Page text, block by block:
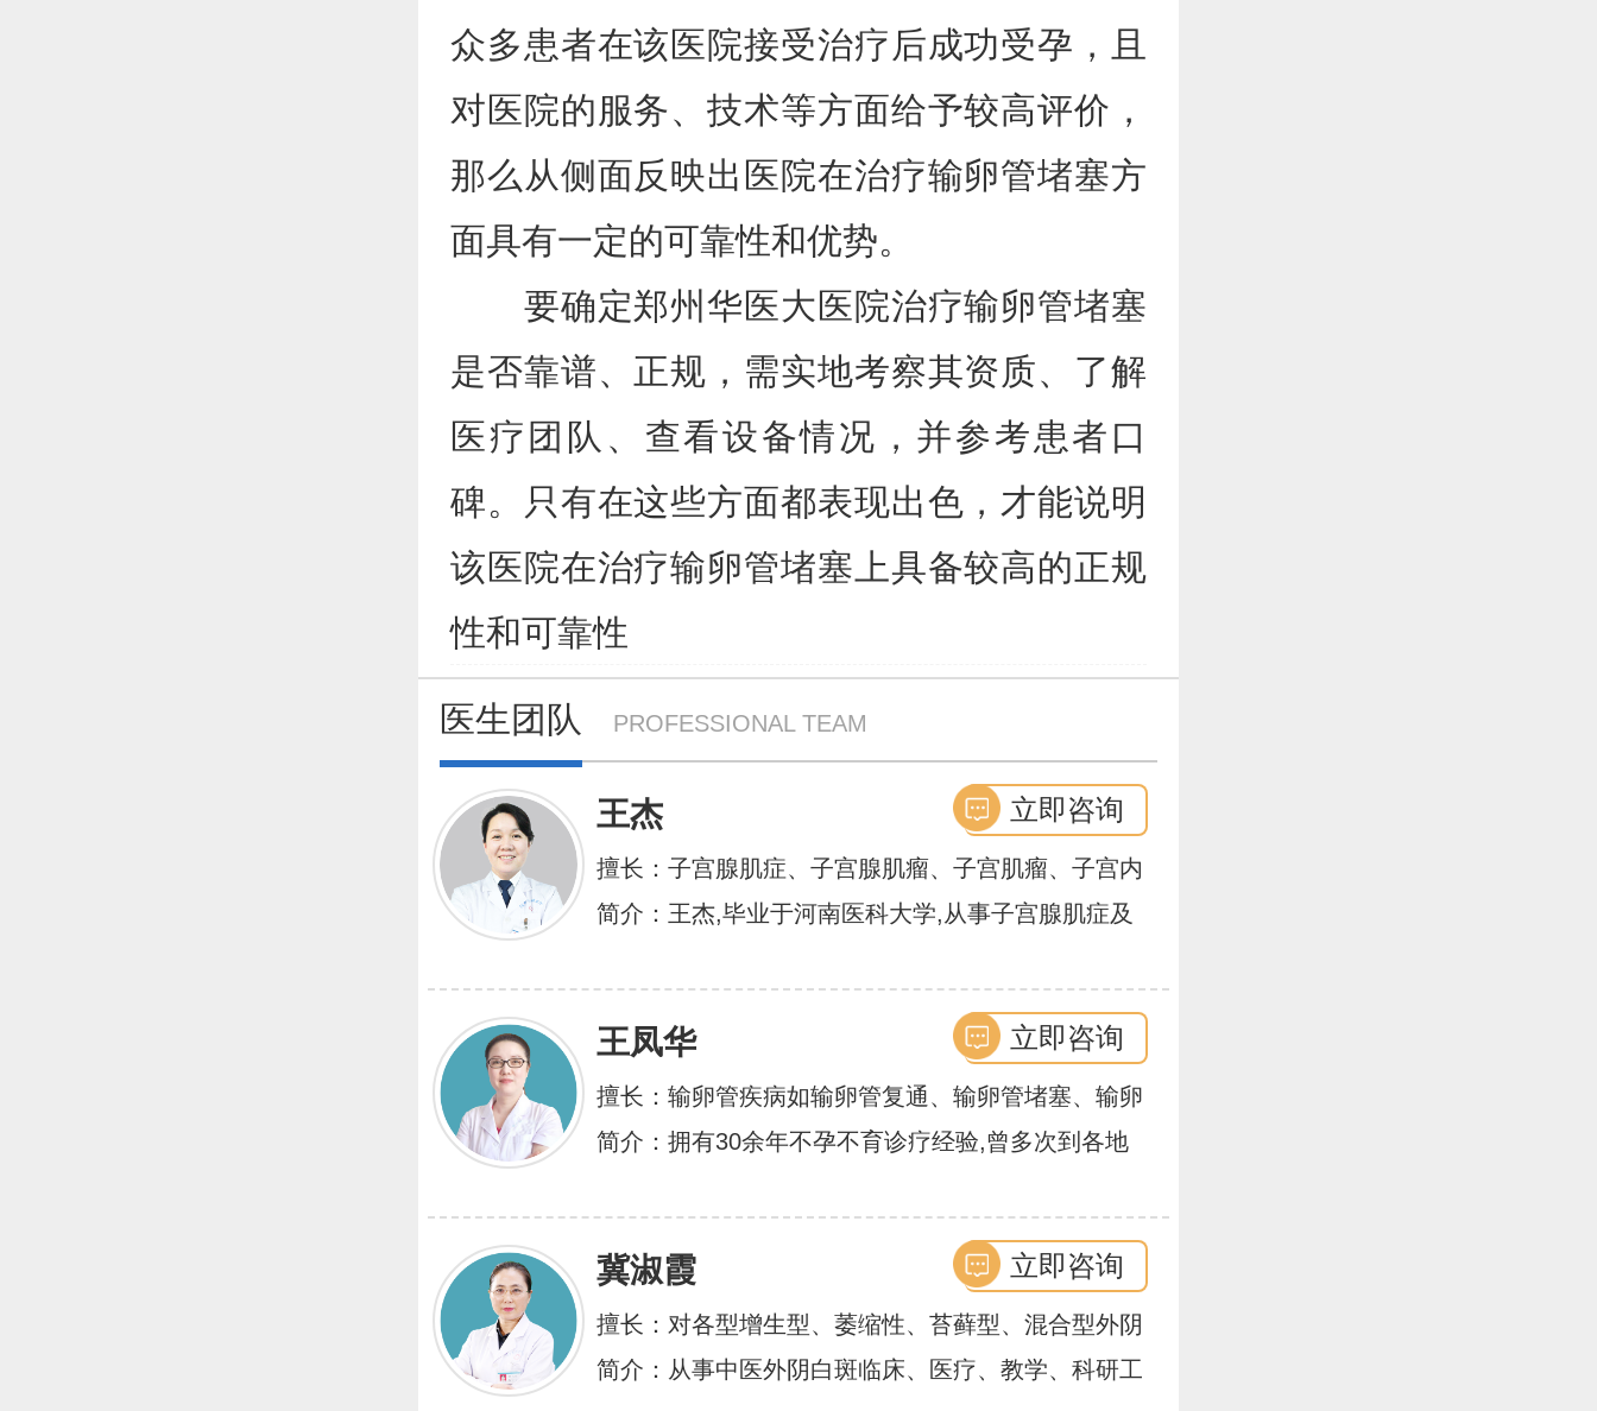
众多患者在该医院接受治疗后成功受孕，且
对医院的服务、技术等方面给予较高评价，
那么从侧面反映出医院在治疗输卵管堵塞方
面具有一定的可靠性和优势。
要确定郑州华医大医院治疗输卵管堵塞
是否靠谱、正规，需实地考察其资质、了解
医疗团队、查看设备情况，并参考患者口
碑。只有在这些方面都表现出色，才能说明
该医院在治疗输卵管堵塞上具备较高的正规
性和可靠性
医生团队 PROFESSIONAL TEAM
王杰
擅长：子宫腺肌症、子宫腺肌瘤、子宫肌瘤、子宫内
膜异位症等,长年致力于妇科微创手术及显微妇科手
卵管堵塞、输卵管复通、输卵管粘连等女性输卵管性
不孕及子宫性不孕、多囊卵巢等都有丰富诊疗经验
简介：王杰,毕业于河南医科大学,从事子宫腺肌症及
立即咨询
王凤华
擅长：输卵管疾病如输卵管复通、输卵管堵塞、输卵
管积水、输卵管粘连；盆腔粘连、宫腔粘连、多囊卵
简介：拥有30余年不孕不育诊疗经验,曾多次到各地
立即咨询
冀淑霞
擅长：对各型增生型、萎缩性、苔藓型、混合型外阴
白斑的诊治
简介：从事中医外阴白斑临床、医疗、教学、科研工
立即咨询